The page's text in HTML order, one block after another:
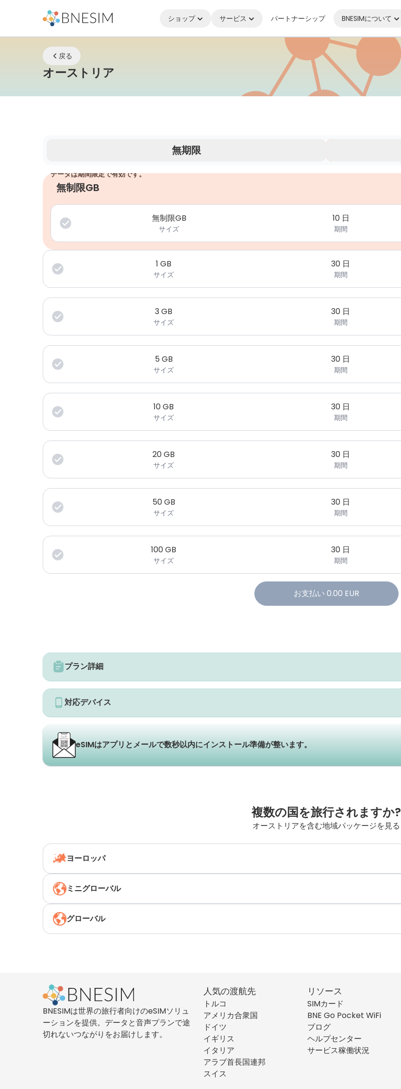
ショップ サービス パートナーシップ BNESIMについて
戻る
オーストリア eSIM | どこにいてもつながり続ける
無期限
データは期間限定で有効です。
無制限GB
無制限GB
サイズ
10 日
期間
1 GB
サイズ
30 日
期間
3GB
サイズ
30 日
期間
5 GB
サイズ
30 日
期間
10GB
サイズ
30 日
期間
20GB
サイズ
30 日
期間
50GB
サイズ
30 日
期間
100GB
サイズ
30 日
期間
お支払い 0.00 EUR
プラン詳細
対応デバイス
eSIMはアプリとメールで数秒以内にインストール準備が整います。
複数の国を旅行されますか?
オーストリアを含む地域パッケージを見る
ヨーロッパ
ミニグローバル
グローバル
BNESIMは世界の旅行者向けのeSIMソリュ
ーションを提供。データと音声プランで途
切れないつながりをお届けします。
人気の渡航先
トルコ
アメリカ合衆国
ドイツ
イギリス
イタリア
アラブ首長国連邦
スイス
リソース
SIMカード
BNE Go Pocket WiFi
ブログ
ヘルプセンター
サービス稼働状況